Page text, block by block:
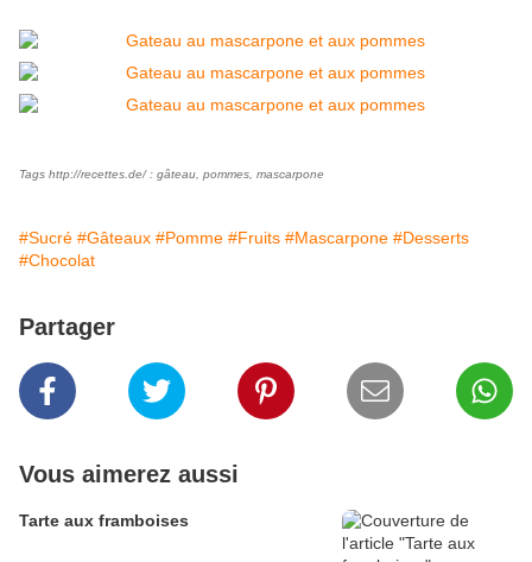
Tags http://recettes.de/ : gâteau pommes mascarpone
#Sucré #Gâteaux #Pomme #Fruits #Mascarpone #Desserts
#Chocolat
Partager
Vous aimerez aussi
Tarte aux framboises